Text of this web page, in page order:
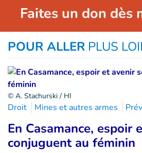
Faites un don dès
POUR ALLER PLUS
© A. Stachurski / HI
Droit Mines et autres armes
En Casamance, espoir
conjuguent au féminin